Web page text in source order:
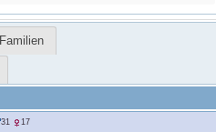
Familien
31 17